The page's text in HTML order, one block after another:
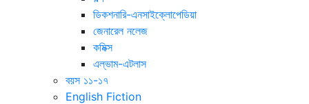
ডিকশনারি-এনসাইক্লোপেডিয়া
জেনারেল নলেজ
কমিক্স
এল্ভাম-এটলাস
বয়স ১১-১৭
English Fiction